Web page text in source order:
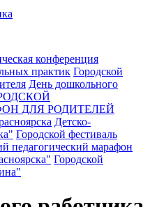
конференция
практик Городской
День дошкольного
ДЛЯ РОДИТЕЛЕЙ
Детско-
Городской фестиваль
педагогический марафон
Городской